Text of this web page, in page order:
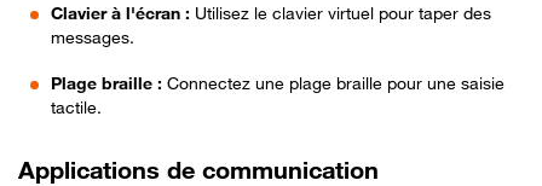
Clavier à l'écran : Utilisez le clavier virtuel pour taper des
messages.
Plage braille : Connectez une plage braille pour une saisie
tactile.
Applications de communication